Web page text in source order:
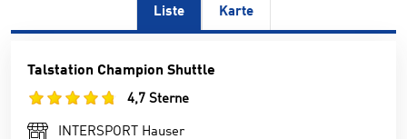
Liste Karte
Talstation Champion Shuttle
4,7 Sterne
INTERSPORT Hauser